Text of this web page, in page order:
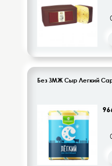
Без ЗМЖ Сыр Легкий